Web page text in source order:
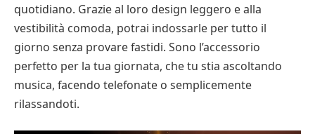
quotidiano. Grazie al loro design leggero e alla
vestibilità comoda, potrai indossarle per tutto il
giorno senza provare fastidi. Sono l’accessorio
perfetto per la tua giornata, che tu stia ascoltando
musica, facendo telefonate o semplicemente
rilassandoti.